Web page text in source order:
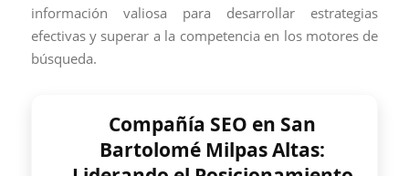
información valiosa para desarrollar estrategias
efectivas y superar a la competencia en los motores de
búsqueda.
Compañía SEO en San
Bartolomé Milpas Altas: